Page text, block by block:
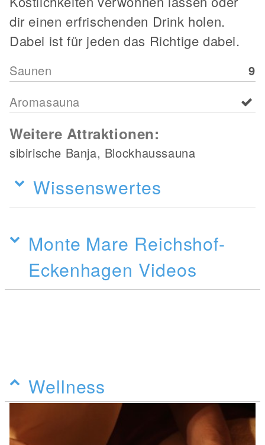
dir einen erfrischenden Drink holen.
Dabei ist für jeden das Richtige dabei.
Saunen
9
Aromasauna
Weitere Attraktionen:
sibirische Banja, Blockhaussauna
Wissenswertes
Monte Mare Reichshof-
Eckenhagen Videos
Wellness